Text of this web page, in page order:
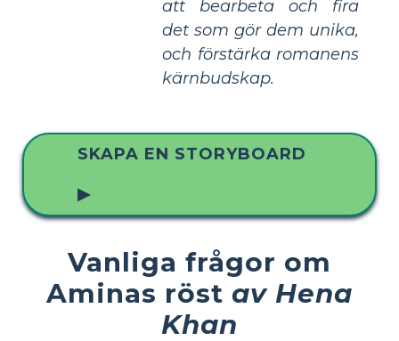
att bearbeta och fira
det som gör dem unika,
och förstärka romanens
kärnbudskap.
SKAPA EN STORYBOARD
▶
Vanliga frågor om
Aminas röst av Hena
Khan